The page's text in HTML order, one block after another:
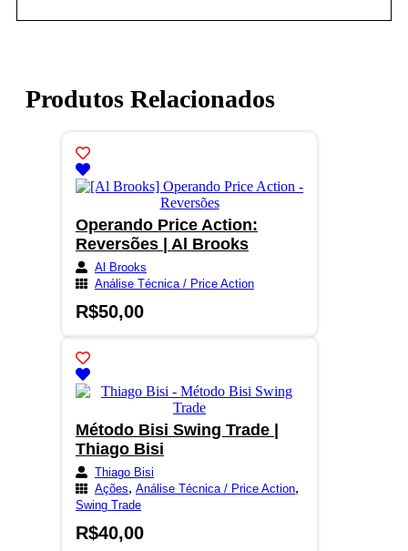
Produtos Relacionados
Operando Price Action:
Reversões | Al Brooks
Al Brooks
Análise Técnica / Price Action
R$50,00
Método Bisi Swing Trade |
Thiago Bisi
Thiago Bisi
Ações, Análise Técnica / Price Action,
Swing Trade
R$40,00